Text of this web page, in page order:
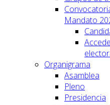
Mandato
Organigrama
Asamblea
Pleno
Presidencia